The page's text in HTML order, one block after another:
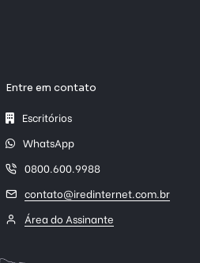
Entre em contato
Escritórios
WhatsApp
0800.600.9988
contato@iredinternet.com.br
Área do Assinante